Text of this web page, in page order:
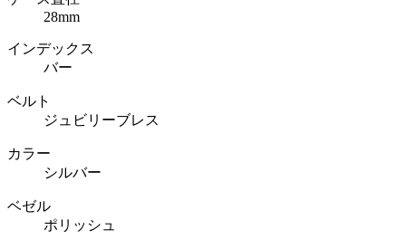
28mm
インデックス
バー
ベルト
ジュビリーブレス
カラー
シルバー
ベゼル
ポリッシュ